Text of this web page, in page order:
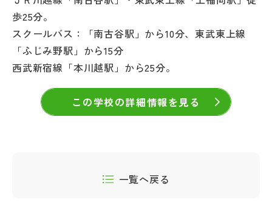
歩25分。
スクールバス：「南古谷駅」から10分、東武東上線
「ふじみ野駅」から15分
西武新宿線「本川越駅」から25分。
この学校の詳細情報を見る
一覧へ戻る